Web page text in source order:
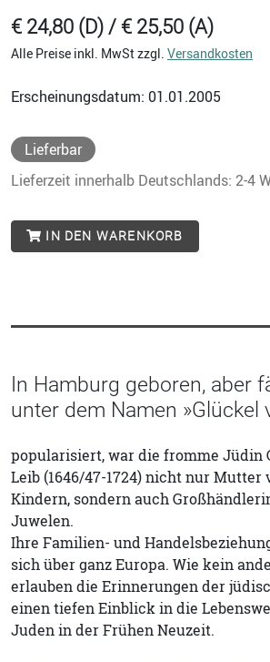
€ 24,80 (D) / € 25,50 (A)
Alle Preise inkl. MwSt zzgl. Versandkosten
Erscheinungsdatum: 01.01.2005
Lieferbar
Lieferzeit innerhalb Deutschlands: 2-4
IN DEN WARENKORB
In Hamburg geboren, aber
unter dem Namen »Glückel
popularisiert, war die fromme Jüdin
Leib (1646/47-1724) nicht nur Mutter
Kindern, sondern auch
Juwelen.
Ihre Familien- und
sich über ganz Europa. Wie kein
erlauben die Erinnerungen der
einen tiefen Einblick in die
Juden in der Frühen Neuzeit.